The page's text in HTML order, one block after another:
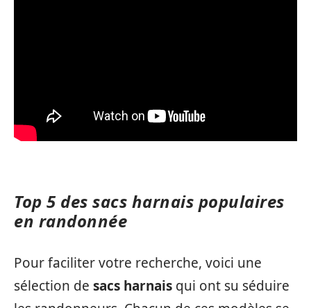
Top 5 des sacs harnais populaires
en randonnée
Pour faciliter votre recherche, voici une
sélection de sacs harnais qui ont su séduire